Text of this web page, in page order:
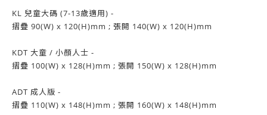
KL 兒童大碼 (7-13歲適用) -
摺疊 90(W) x 120(H)mm ; 張開 140(W) x 120(H)mm
KDT 大童 / 小顏人士 -
摺疊 100(W) x 128(H)mm ; 張開 150(W) x 128(H)mm
ADT 成人版 -
摺疊 110(W) x 148(H)mm ; 張開 160(W) x 148(H)mm